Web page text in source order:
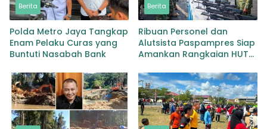
Berita
Polda Metro Jaya Tangkap
Enam Pelaku Curas yang
Buntuti Nasabah Bank
Berita
Ribuan Personel dan
Alutsista Paspampres Siap
Amankan Rangkaian HUT